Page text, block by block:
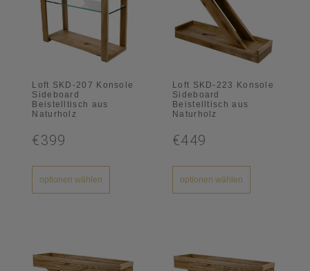
Loft SKD-207 Konsole
Sideboard
Beistelltisch aus
Naturholz
€399
optionen wählen
Loft SKD-223 Konsole
Sideboard
Beistelltisch aus
Naturholz
€449
optionen wählen